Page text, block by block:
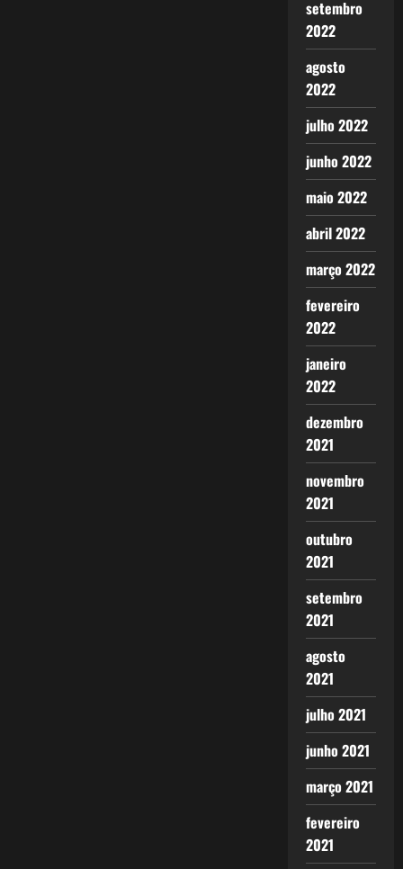
setembro
2022
agosto
2022
julho 2022
junho 2022
maio 2022
abril 2022
março 2022
fevereiro
2022
janeiro
2022
dezembro
2021
novembro
2021
outubro
2021
setembro
2021
agosto
2021
julho 2021
junho 2021
março 2021
fevereiro
2021